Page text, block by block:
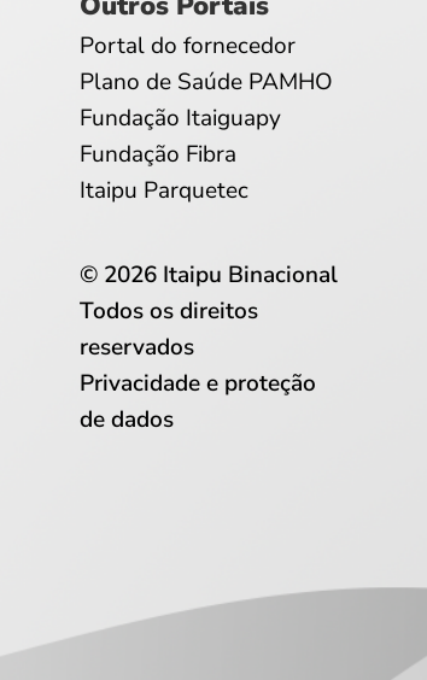
Portal do fornecedor
Plano de Saúde PAMHO
Fundação Itaiguapy
Fundação Fibra
Itaipu Parquetec
© 2026 Itaipu Binacional
Todos os direitos
reservados
Privacidade e proteção
de dados